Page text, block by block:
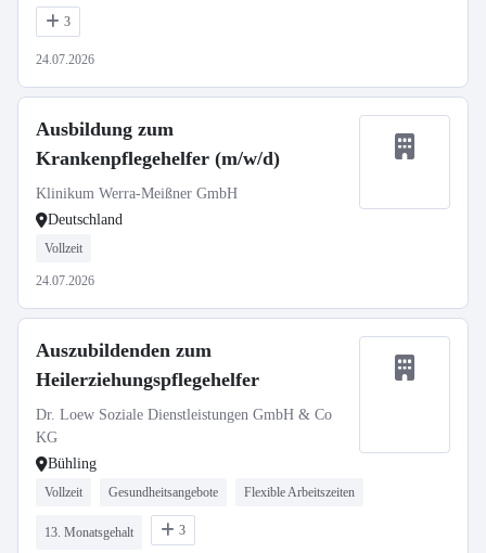
3
24.07.2026
Ausbildung zum
Krankenpflegehelfer (m/w/d)
Klinikum Werra-Meißner GmbH
Deutschland
Vollzeit
24.07.2026
Auszubildenden zum
Heilerziehungspflegehelfer
Dr. Loew Soziale Dienstleistungen GmbH & Co
KG
Bühling
Vollzeit Gesundheitsangebote Flexible Arbeitszeiten
13. Monatsgehalt 3